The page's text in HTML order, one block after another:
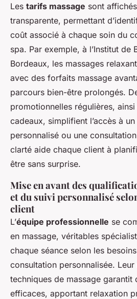
Les tarifs massage sont
transparente, permettant
coût associé à chaque soin du
spa. Par exemple, à l’Institut de
Bordeaux, les massages
avec des forfaits massage
parcours bien-être prolongés.
promotionnelles régulières,
cadeaux, simplifient l’accès à
personnalisé ou une
clarté aide chaque client à
être sans surprise.
Mise en avant des
et du suivi personnalisé
client
L’équipe professionnelle se
en massage, véritables
chaque séance selon les
consultation personnalisée.
techniques de massage garantit
efficaces, apportant relaxation